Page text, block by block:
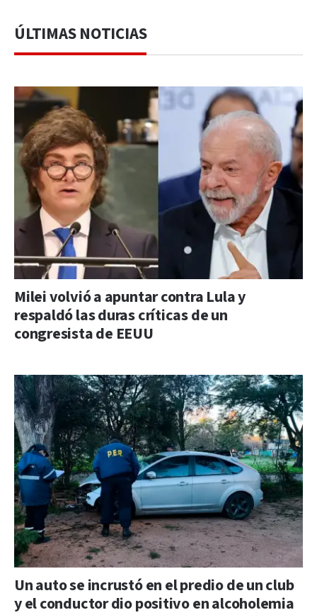
ÚLTIMAS NOTICIAS
Milei volvió a apuntar contra Lula y
respaldó las duras críticas de un
congresista de EEUU
Un auto se incrustó en el predio de un club
y el conductor dio positivo en alcoholemia